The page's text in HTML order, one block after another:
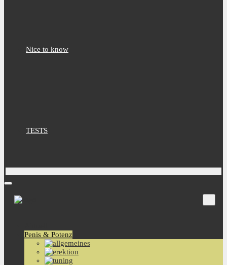
Nice to know
TESTS
Penis & Potenz